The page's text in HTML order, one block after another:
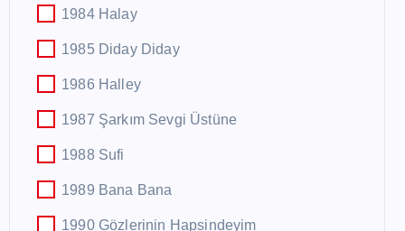
1984 Halay
1985 Diday Diday
1986 Halley
1987 Şarkım Sevgi Üstüne
1988 Sufi
1989 Bana Bana
1990 Gözlerinin Hapsindeyim